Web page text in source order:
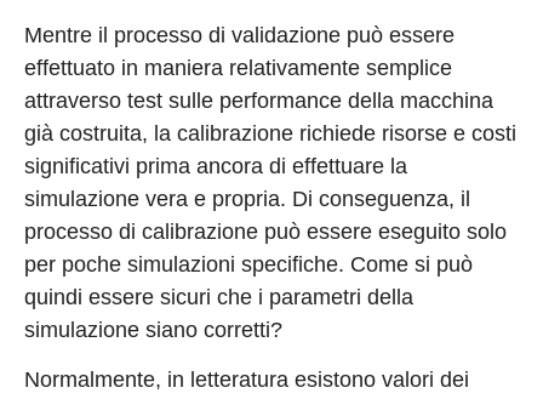
Mentre il processo di validazione può essere
effettuato in maniera relativamente semplice
attraverso test sulle performance della macchina
già costruita, la calibrazione richiede risorse e costi
significativi prima ancora di effettuare la
simulazione vera e propria. Di conseguenza, il
processo di calibrazione può essere eseguito solo
per poche simulazioni specifiche. Come si può
quindi essere sicuri che i parametri della
simulazione siano corretti?
Normalmente, in letteratura esistono valori dei